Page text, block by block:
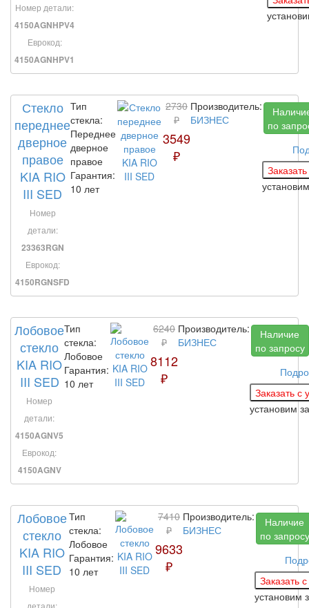
Номер детали:
4150AGNHPV4
Еврокод:
4150AGNHPV1
Стекло
переднее
дверное
правое
KIA RIO
III SED
Номер
детали:
23363RGN
Еврокод:
4150RGNSFD
Тип
стекла:
Переднее
дверное
правое
Гарантия:
10 лет
2730
₽
3549
₽
Производитель:
БИЗНЕС
по
Лобовое
стекло
KIA RIO
III SED
Номер
детали:
4150AGNV5
Еврокод:
4150AGNV
Тип
стекла:
Лобовое
Гарантия:
10 лет
6240
₽
8112
₽
Производитель:
БИЗНЕС
Наличие
по запросу
установим
Лобовое
стекло
KIA RIO
III SED
Номер
детали:
Тип
стекла:
Лобовое
Гарантия:
10 лет
7410
₽
9633
₽
Производитель:
БИЗНЕС
Наличие
по запросу
установим